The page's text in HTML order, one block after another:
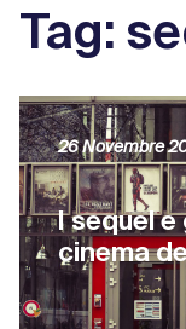
Tag:
I sequel
cinema
26 Novembre